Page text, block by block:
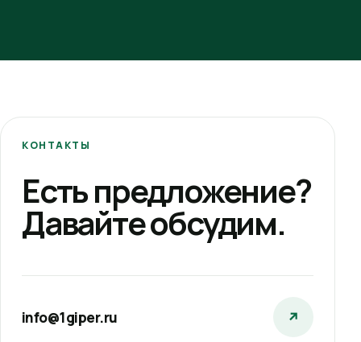
КОНТАКТЫ
Есть предложение?
Давайте обсудим.
info@1giper.ru ↗